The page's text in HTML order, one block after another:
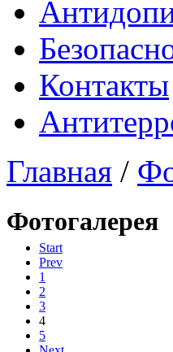
Контакты
Главная /
Фотогалерея
Start
Prev
1
2
3
4
5